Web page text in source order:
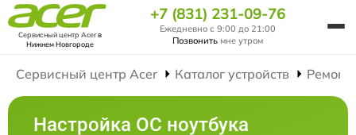
Сервисный центр Acerв
Нижнем Новгороде
+7 (831) 231-09-76
Ежедневно с 9:00 до 21:00
Позвонить мне утром
Сервисный центр Acer Каталог устройств Ремонт
Настройка ОС ноутбука